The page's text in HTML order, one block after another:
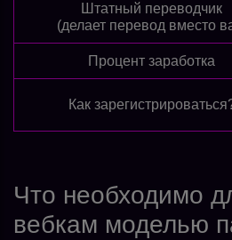
Штатный переводчик
(делает перевод вместо
Процент заработка
Как
Что необходимо
вебкам моделью